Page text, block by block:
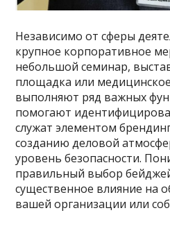
Независимо от сферы
крупное корпоративное
небольшой семинар,
площадка или
выполняют ряд важных
помогают
служат элементом
созданию деловой
уровень безопасности.
правильный выбор
существенное влияние на
вашей организации или